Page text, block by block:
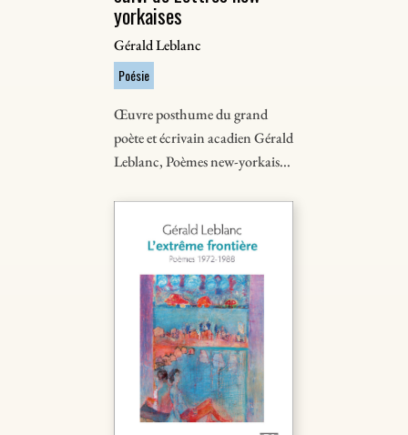
yorkaises
Gérald Leblanc
Poésie
Œuvre posthume du grand
poète et écrivain acadien Gérald
Leblanc, Poèmes new-yorkais...